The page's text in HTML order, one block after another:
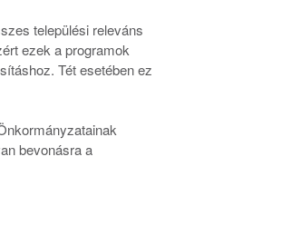
települési releváns
ezek a programok
Tét esetében ez
bevonásra a